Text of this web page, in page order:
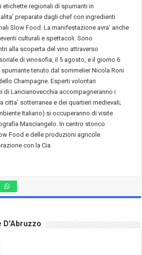
regionali di spumanti in
preparate dagli chef con ingredienti
Slow Food. La manifestazione avra’ anche
culturali e spettacoli. Sono
alla scoperta del vino attraverso
di vinosofia, il 5 agosto, e il giorno 6
tenuto dal sommelier Nicola Roni
Champagne. Esperti volontari
di Lancianovecchia accompagneranno i
citta’ sotterranea e dei quartieri medievali;
Italiano) si occuperanno di visite
Masciangelo. In centro storico
Food e delle produzioni agricole
con la Cia
D'Abruzzo